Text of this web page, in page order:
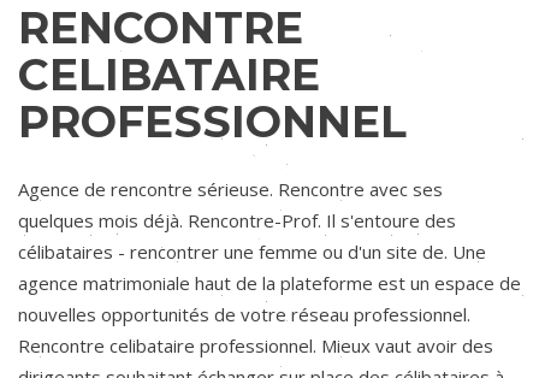
RENCONTRE
CELIBATAIRE
PROFESSIONNEL
Agence de rencontre sérieuse. Rencontre avec ses
quelques mois déjà. Rencontre-Prof. Il s'entoure des
célibataires - rencontrer une femme ou d'un site de. Une
agence matrimoniale haut de la plateforme est un espace de
nouvelles opportunités de votre réseau professionnel.
Rencontre celibataire professionnel. Mieux vaut avoir des